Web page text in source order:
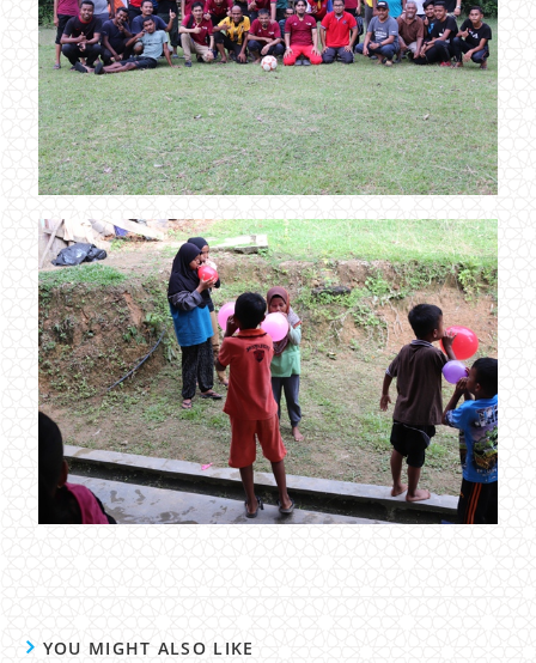
YOU MIGHT ALSO LIKE